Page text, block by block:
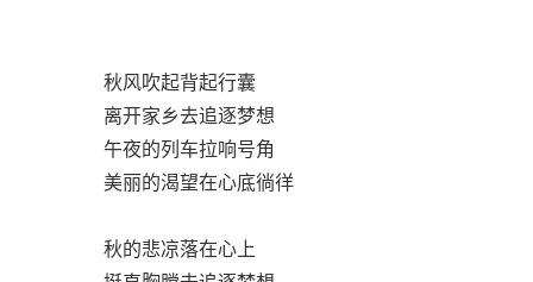
秋风吹起背起行囊
离开家乡去追逐梦想
午夜的列车拉响号角
美丽的渴望在心底徜徉
秋的悲凉落在心上